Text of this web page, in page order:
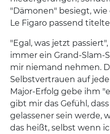
"Dämonen" besiegt,
Le Figaro passend
"Egal, was jetzt
immer ein Grand-Slam-
mir niemand nehmen.
Selbstvertrauen auf
Major-Erfolg gebe ihm
gibt mir das Gefühl,
gelassener sein werde,
das heißt, selbst wenn